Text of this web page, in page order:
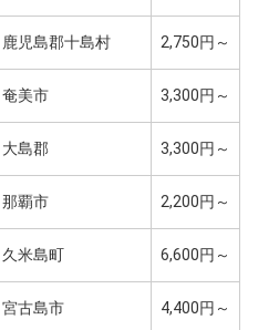
鹿児島郡十島村 2,750円～
奄美市 3,300円～
大島郡 3,300円～
那覇市 2,200円～
久米島町 6,600円～
宮古島市 4,400円～